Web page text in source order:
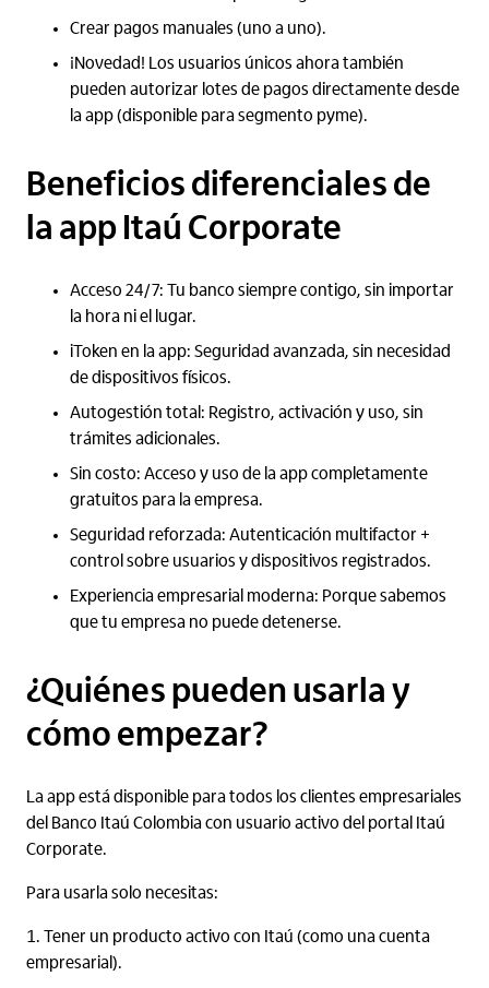
Crear pagos manuales (uno a uno).
¡Novedad! Los usuarios únicos ahora también
pueden autorizar lotes de pagos directamente desde
la app (disponible para segmento pyme).
Beneficios diferenciales de
la app Itaú Corporate
Acceso 24/7: Tu banco siempre contigo, sin importar
la hora ni el lugar.
iToken en la app: Seguridad avanzada, sin necesidad
de dispositivos físicos.
Autogestión total: Registro, activación y uso, sin
trámites adicionales.
Sin costo: Acceso y uso de la app completamente
gratuitos para la empresa.
Seguridad reforzada: Autenticación multifactor +
control sobre usuarios y dispositivos registrados.
Experiencia empresarial moderna: Porque sabemos
que tu empresa no puede detenerse.
¿Quiénes pueden usarla y
cómo empezar?
La app está disponible para todos los clientes empresariales
del Banco Itaú Colombia con usuario activo del portal Itaú
Corporate.
Para usarla solo necesitas:
Tener un producto activo con Itaú (como una cuenta
empresarial).